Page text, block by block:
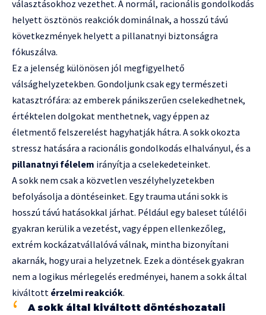
választásokhoz vezethet. A normál, racionális gondolkodás
helyett ösztönös reakciók dominálnak, a hosszú távú
következmények helyett a pillanatnyi biztonságra
fókuszálva.
Ez a jelenség különösen jól megfigyelhető
válsághelyzetekben. Gondoljunk csak egy természeti
katasztrófára: az emberek pánikszerűen cselekedhetnek,
értéktelen dolgokat menthetnek, vagy éppen az
életmentő felszerelést hagyhatják hátra. A sokk okozta
stressz hatására a racionális gondolkodás elhalványul, és a
pillanatnyi félelem irányítja a cselekedeteinket.
A sokk nem csak a közvetlen veszélyhelyzetekben
befolyásolja a döntéseinket. Egy trauma utáni sokk is
hosszú távú hatásokkal járhat. Például egy baleset túlélői
gyakran kerülik a vezetést, vagy éppen ellenkezőleg,
extrém kockázatvállalóvá válnak, mintha bizonyítani
akarnák, hogy urai a helyzetnek. Ezek a döntések gyakran
nem a logikus mérlegelés eredményei, hanem a sokk által
kiváltott érzelmi reakciók.
A sokk által kiváltott döntéshozatali